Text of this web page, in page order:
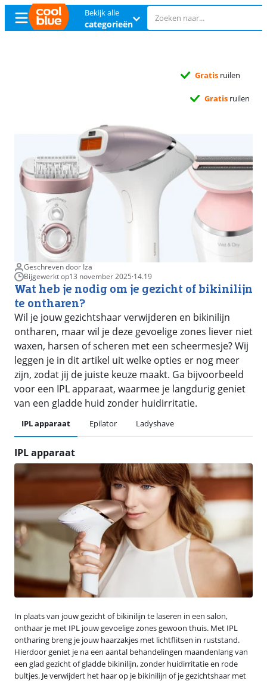
Bekijk alle
categorieën
Geschreven door Iza
Bijgewerkt op13 november 2025·14.19
Wat heb je nodig om je gezicht of bikinilijn
te ontharen?
Wil je jouw gezichtshaar verwijderen en bikinilijn
ontharen, maar wil je deze gevoelige zones liever niet
waxen, harsen of scheren met een scheermesje? Wij
leggen je in dit artikel uit welke opties er nog meer
zijn, zodat jij de juiste keuze maakt. Ga bijvoorbeeld
voor een IPL apparaat, waarmee je langdurig geniet
van een gladde huid zonder huidirritatie.
IPL apparaat Epilator Ladyshave
IPL apparaat
In plaats van jouw gezicht of bikinilijn te laseren in een salon,
onthaar je met IPL jouw gevoelige zones gewoon thuis. Met IPL
ontharing breng je jouw haarzakjes met lichtflitsen in ruststand.
Hierdoor geniet je na een aantal behandelingen maandenlang van
een glad gezicht of gladde bikinilijn, zonder huidirritatie en rode
bultjes. Je verwijdert het haar op je bikinilijn of je gezichtshaar met